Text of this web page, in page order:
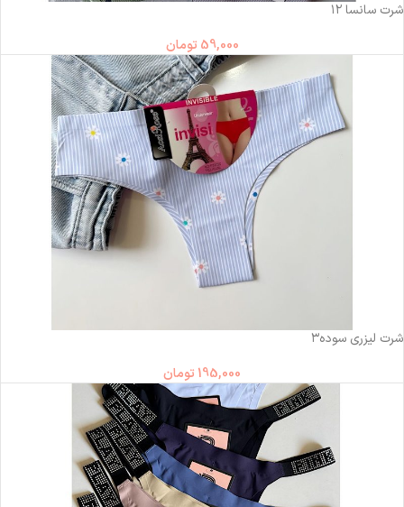
شرت سانسا ۱۲
59,000 تومان
شرت لیزری سوده۳
195,000 تومان